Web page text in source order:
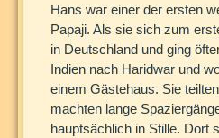
Hans war einer der ersten
Papaji. Als sie sich zum
in Deutschland und ging
Indien nach Haridwar und
einem Gästehaus. Sie
machten lange
hauptsächlich in Stille. Dort